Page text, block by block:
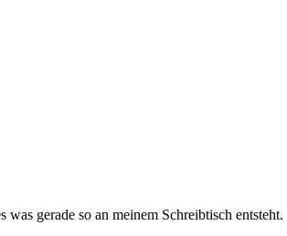
gerade so an meinem Schreibtisch entsteht.